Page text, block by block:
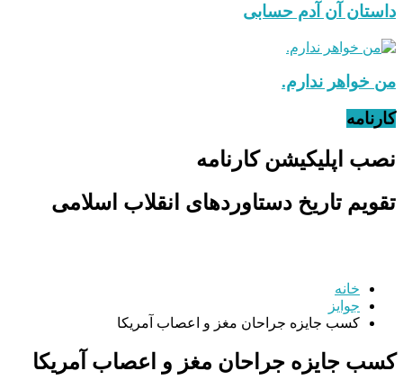
داستان آن آدم حسابی
من خواهر ندارم.
کارنامه
نصب اپلیکیشن کارنامه
تقویم تاریخ دستاوردهای انقلاب اسلامی
خانه
جوایز
کسب جایزه جراحان مغز و اعصاب آمریکا
کسب جایزه جراحان مغز و اعصاب آمریکا